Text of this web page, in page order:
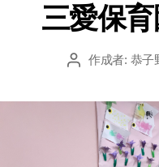
三愛保
投 作成者: 恭子